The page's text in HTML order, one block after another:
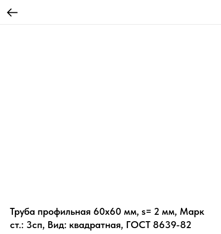
Труба профильная 60х60 мм, s= 2 мм, Марк
ст.: 3сп, Вид: квадратная, ГОСТ 8639-82